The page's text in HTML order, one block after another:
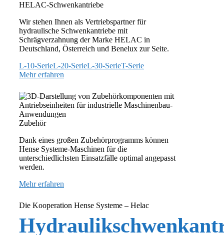
HELAC-Schwenkantriebe
Wir stehen Ihnen als Vertriebspartner für
hydraulische Schwenkantriebe mit
Schrägverzahnung der Marke HELAC in
Deutschland, Österreich und Benelux zur Seite.
L-10-SerieL-20-SerieL-30-SerieT-Serie
Mehr erfahren
Zubehör
Dank eines großen Zubehörprogramms können
Hense Systeme-Maschinen für die
unterschiedlichsten Einsatzfälle optimal angepasst
werden.
Mehr erfahren
Die Kooperation Hense Systeme – Helac